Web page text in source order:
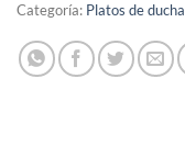
Categoría: Platos de ducha